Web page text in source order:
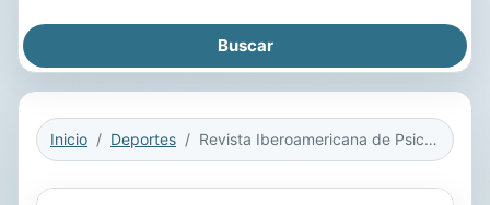
Inicio Deportes Revista Iberoamericana de Psicología del Ejercicio y el Deporte VOL. VI Nº 1